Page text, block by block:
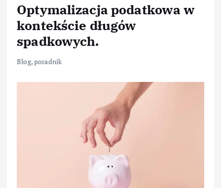
Optymalizacja podatkowa w
kontekście długów
spadkowych.
Blog,poradnik